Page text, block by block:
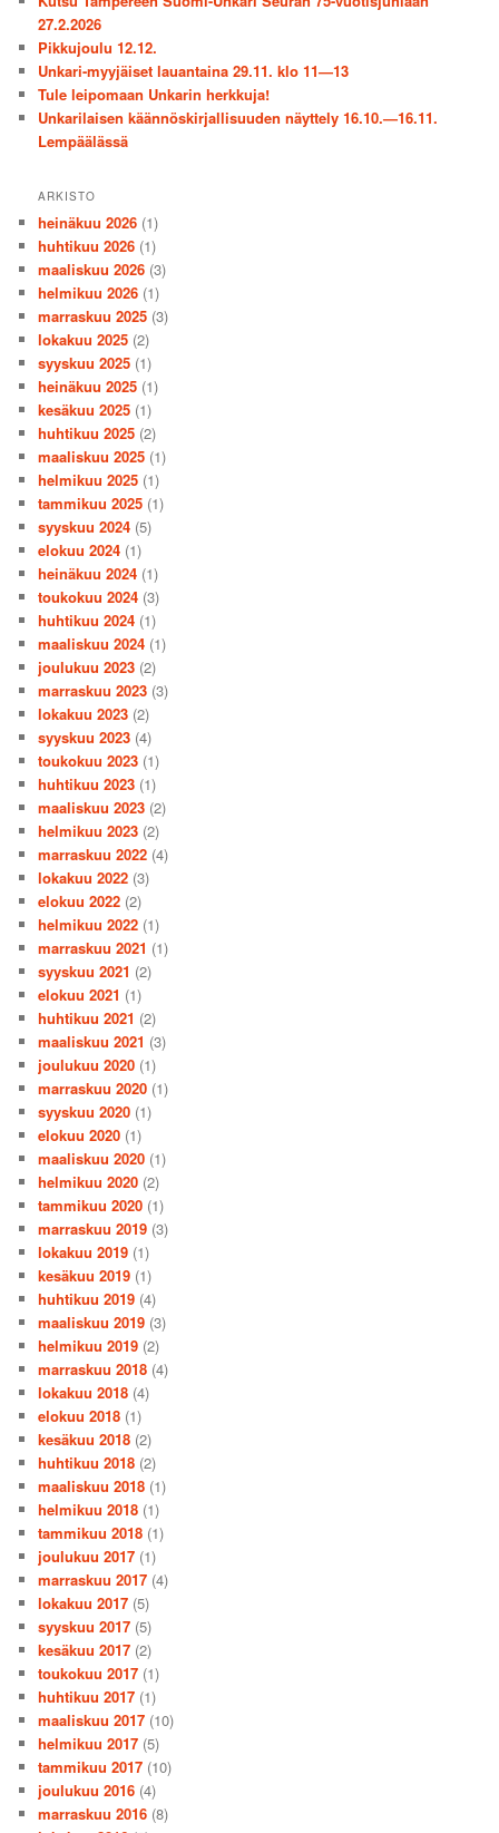
27.2.2026
Pikkujoulu 12.12.
Unkari-myyjäiset lauantaina 29.11. klo 11—13
Tule leipomaan Unkarin herkkuja!
Unkarilaisen käännöskirjallisuuden näyttely 16.10.—16.11.
Lempäälässä
ARKISTO
heinäkuu 2026 (1)
huhtikuu 2026 (1)
maaliskuu 2026 (3)
helmikuu 2026 (1)
marraskuu 2025 (3)
lokakuu 2025 (2)
syyskuu 2025 (1)
heinäkuu 2025 (1)
kesäkuu 2025 (1)
huhtikuu 2025 (2)
maaliskuu 2025 (1)
helmikuu 2025 (1)
tammikuu 2025 (1)
syyskuu 2024 (5)
elokuu 2024 (1)
heinäkuu 2024 (1)
toukokuu 2024 (3)
huhtikuu 2024 (1)
maaliskuu 2024 (1)
joulukuu 2023 (2)
marraskuu 2023 (3)
lokakuu 2023 (2)
syyskuu 2023 (4)
toukokuu 2023 (1)
huhtikuu 2023 (1)
maaliskuu 2023 (2)
helmikuu 2023 (2)
marraskuu 2022 (4)
lokakuu 2022 (3)
elokuu 2022 (2)
helmikuu 2022 (1)
marraskuu 2021 (1)
syyskuu 2021 (2)
elokuu 2021 (1)
huhtikuu 2021 (2)
maaliskuu 2021 (3)
joulukuu 2020 (1)
marraskuu 2020 (1)
syyskuu 2020 (1)
elokuu 2020 (1)
maaliskuu 2020 (1)
helmikuu 2020 (2)
tammikuu 2020 (1)
marraskuu 2019 (3)
lokakuu 2019 (1)
kesäkuu 2019 (1)
huhtikuu 2019 (4)
maaliskuu 2019 (3)
helmikuu 2019 (2)
marraskuu 2018 (4)
lokakuu 2018 (4)
elokuu 2018 (1)
kesäkuu 2018 (2)
huhtikuu 2018 (2)
maaliskuu 2018 (1)
helmikuu 2018 (1)
tammikuu 2018 (1)
joulukuu 2017 (1)
marraskuu 2017 (4)
lokakuu 2017 (5)
syyskuu 2017 (5)
kesäkuu 2017 (2)
toukokuu 2017 (1)
huhtikuu 2017 (1)
maaliskuu 2017 (10)
helmikuu 2017 (5)
tammikuu 2017 (10)
joulukuu 2016 (4)
marraskuu 2016 (8)